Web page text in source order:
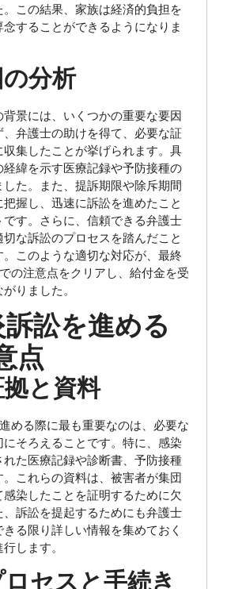
。この結果、家族は経済的負担を
することができるようになりま
分析
景には、いくつかの重要な要因
弁護士の助けを得て、必要な証
集したことが挙げられます。具
緯を示す医療記録や予防接種の
た。また、提訴期限や除斥期間
握し、迅速に訴訟を進めたこと
です。さらに、信頼できる弁護士
な訴訟のプロセスを踏んだこと
。このような適切な対応が、最終
の注意点をクリアし、給付金を受
りました。
訟を進める
点
と資料
める際に最も重要なのは、必要な
そろえることです。特に、感染
た医療記録や診断書、予防接種
これらの資料は、被害者が集団
染したことを証明するために欠
訴訟を提起するためにも弁護士
る限り詳しい情報を集めておく
します。
セスと手続き